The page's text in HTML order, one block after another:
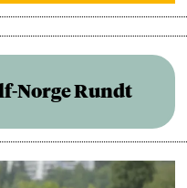
Norge Rundt